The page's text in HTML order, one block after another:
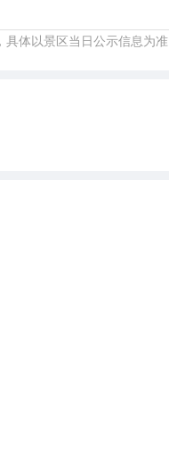
具体以景区当日公示信息为准